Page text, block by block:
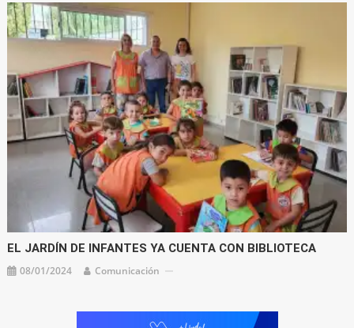
EL JARDÍN DE INFANTES YA CUENTA CON BIBLIOTECA
08/01/2024 Comunicación